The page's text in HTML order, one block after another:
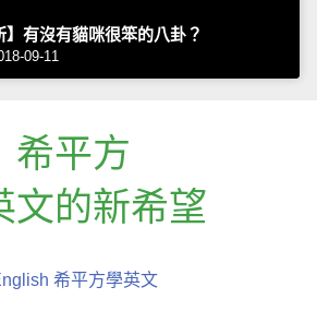
】有沒有貓咪很笨的八卦？
09-11
希平方
文的新希望
希平方學英文